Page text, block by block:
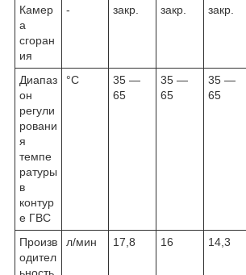
Камер
а
сгоран
ия
- закр. закр. закр.
Диапаз
он
регули
ровани
я
темпе
ратуры
в
контур
е ГВС
°С
35 —
65
35 —
65
35 —
65
Произв
одител
ьность
л/мин 17,8 16 14,3